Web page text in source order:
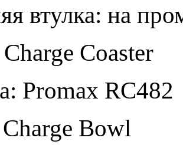
втулка: на
Coaster
Promax RC482
Bowl